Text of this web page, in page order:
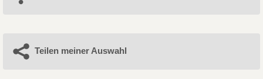
Teilen meiner Auswahl